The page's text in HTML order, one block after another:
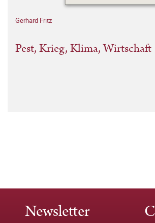
Gerhard Fritz
Pest, Krieg, Klima, Wirtschaft
Newsletter